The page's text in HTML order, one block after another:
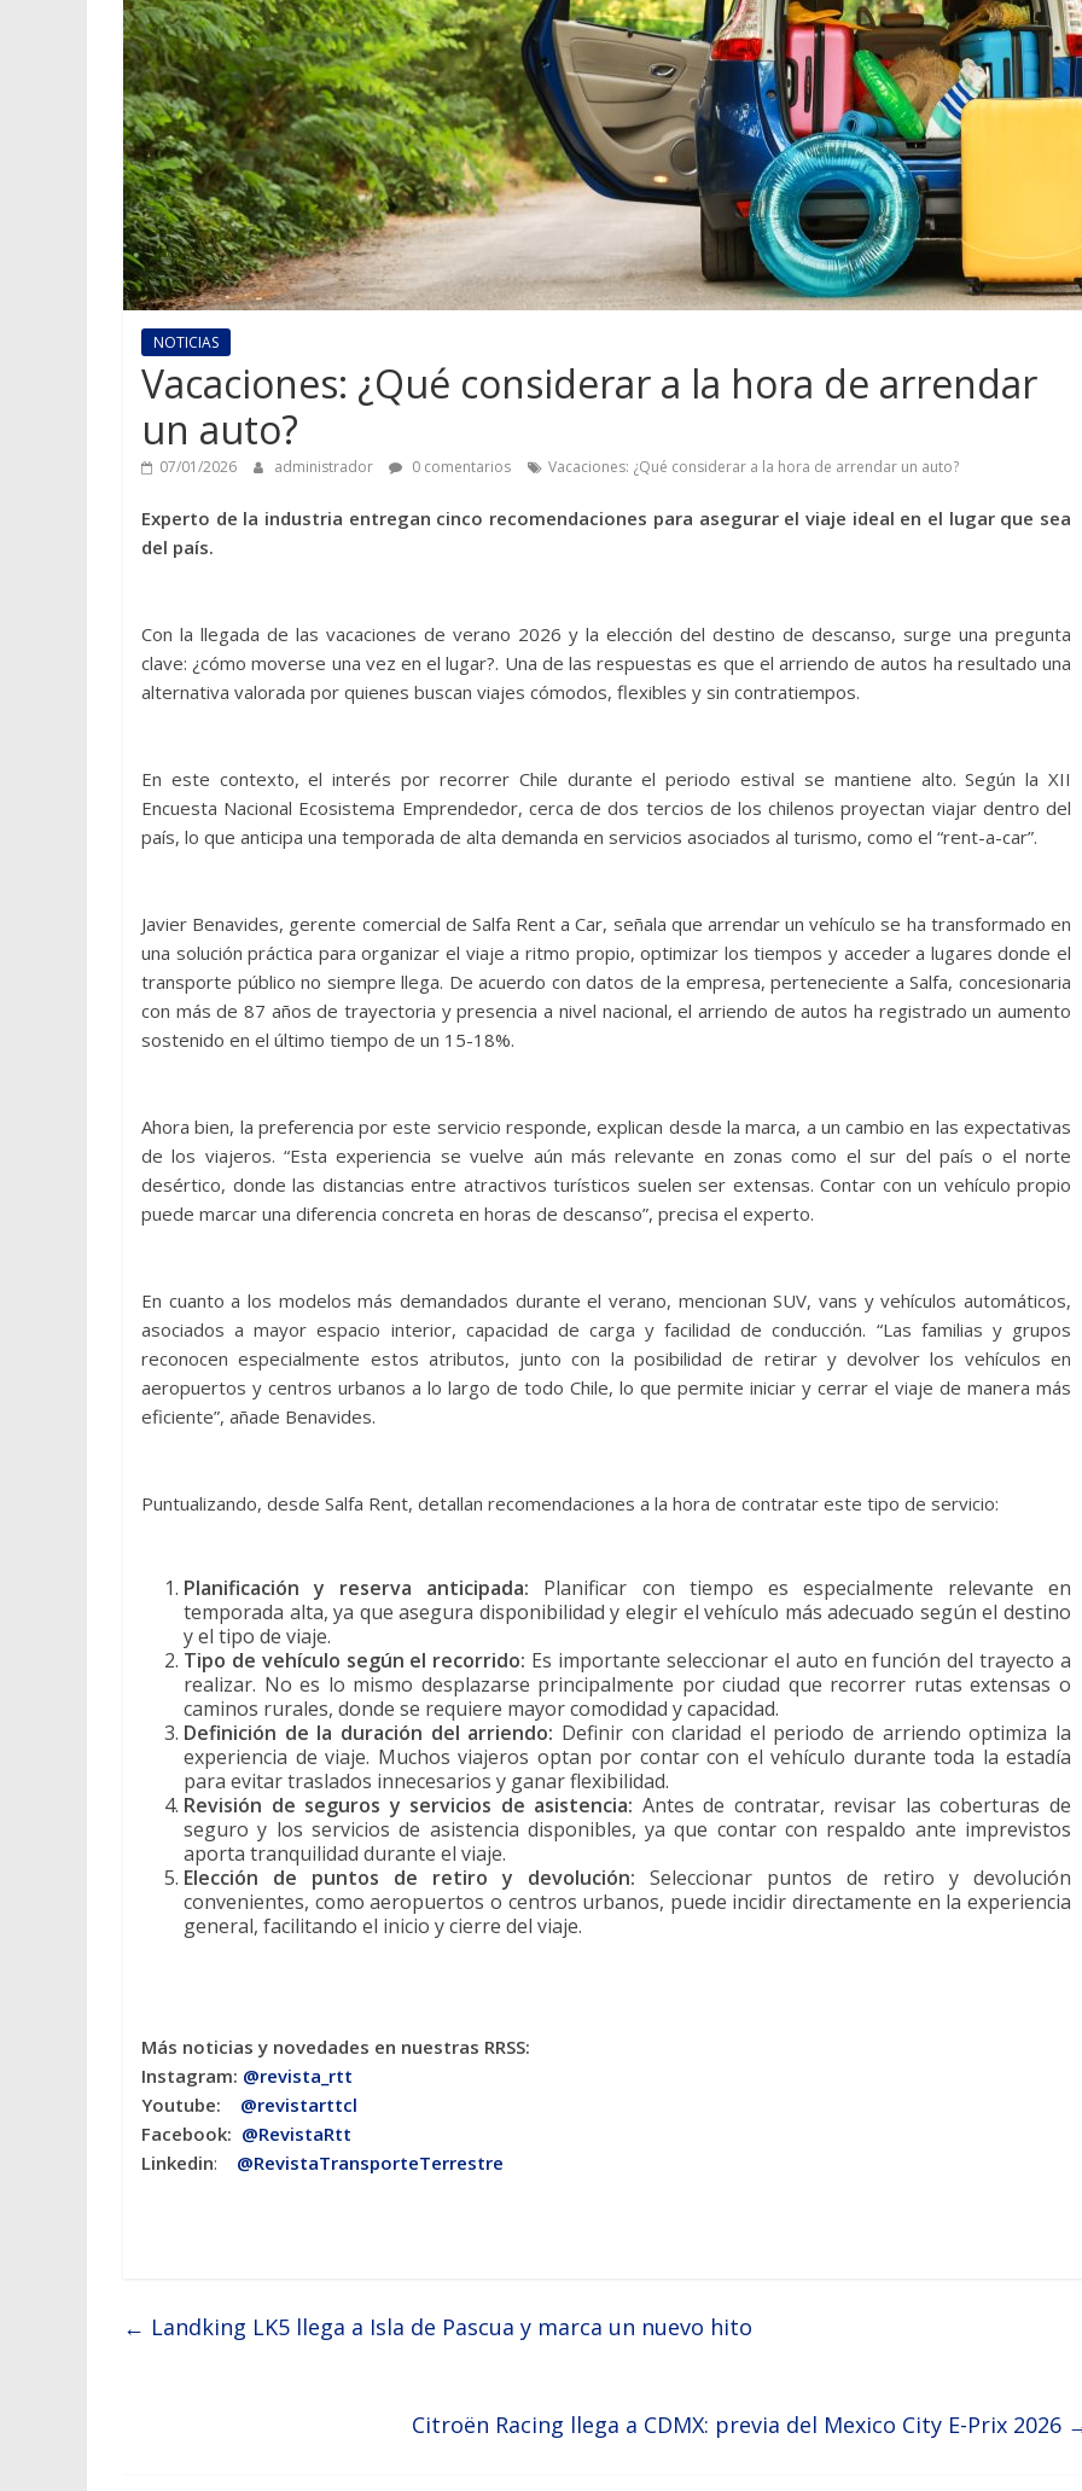
NOTICIAS
Vacaciones: ¿Qué considerar a la hora de arrendar
un auto?
07/01/2026 administrador 0 comentarios Vacaciones: ¿Qué considerar a la hora de arrendar un auto?
Experto de la industria entregan cinco recomendaciones para asegurar el viaje ideal en el lugar que sea
del país.
Con la llegada de las vacaciones de verano 2026 y la elección del destino de descanso, surge una pregunta
clave: ¿cómo moverse una vez en el lugar?. Una de las respuestas es que el arriendo de autos ha resultado una
alternativa valorada por quienes buscan viajes cómodos, flexibles y sin contratiempos.
En este contexto, el interés por recorrer Chile durante el periodo estival se mantiene alto. Según la XII
Encuesta Nacional Ecosistema Emprendedor, cerca de dos tercios de los chilenos proyectan viajar dentro del
país, lo que anticipa una temporada de alta demanda en servicios asociados al turismo, como el “rent-a-car”.
Javier Benavides, gerente comercial de Salfa Rent a Car, señala que arrendar un vehículo se ha transformado en
una solución práctica para organizar el viaje a ritmo propio, optimizar los tiempos y acceder a lugares donde el
transporte público no siempre llega. De acuerdo con datos de la empresa, perteneciente a Salfa, concesionaria
con más de 87 años de trayectoria y presencia a nivel nacional, el arriendo de autos ha registrado un aumento
sostenido en el último tiempo de un 15-18%.
Ahora bien, la preferencia por este servicio responde, explican desde la marca, a un cambio en las expectativas
de los viajeros. “Esta experiencia se vuelve aún más relevante en zonas como el sur del país o el norte
desértico, donde las distancias entre atractivos turísticos suelen ser extensas. Contar con un vehículo propio
puede marcar una diferencia concreta en horas de descanso”, precisa el experto.
En cuanto a los modelos más demandados durante el verano, mencionan SUV, vans y vehículos automáticos,
asociados a mayor espacio interior, capacidad de carga y facilidad de conducción. “Las familias y grupos
reconocen especialmente estos atributos, junto con la posibilidad de retirar y devolver los vehículos en
aeropuertos y centros urbanos a lo largo de todo Chile, lo que permite iniciar y cerrar el viaje de manera más
eficiente”, añade Benavides.
Puntualizando, desde Salfa Rent, detallan recomendaciones a la hora de contratar este tipo de servicio:
Planificación y reserva anticipada: Planificar con tiempo es especialmente relevante en
temporada alta, ya que asegura disponibilidad y elegir el vehículo más adecuado según el destino
y el tipo de viaje.
Tipo de vehículo según el recorrido: Es importante seleccionar el auto en función del trayecto a
realizar. No es lo mismo desplazarse principalmente por ciudad que recorrer rutas extensas o
caminos rurales, donde se requiere mayor comodidad y capacidad.
Definición de la duración del arriendo: Definir con claridad el periodo de arriendo optimiza la
experiencia de viaje. Muchos viajeros optan por contar con el vehículo durante toda la estadía
para evitar traslados innecesarios y ganar flexibilidad.
Revisión de seguros y servicios de asistencia: Antes de contratar, revisar las coberturas de
seguro y los servicios de asistencia disponibles, ya que contar con respaldo ante imprevistos
aporta tranquilidad durante el viaje.
Elección de puntos de retiro y devolución: Seleccionar puntos de retiro y devolución
convenientes, como aeropuertos o centros urbanos, puede incidir directamente en la experiencia
general, facilitando el inicio y cierre del viaje.
Más noticias y novedades en nuestras RRSS:
Instagram: @revista_rtt
Youtube: @revistarttcl
Facebook: @RevistaRtt
Linkedin: @RevistaTransporteTerrestre
← Landking LK5 llega a Isla de Pascua y marca un nuevo hito
Citroën Racing llega a CDMX: previa del Mexico City E-Prix 2026